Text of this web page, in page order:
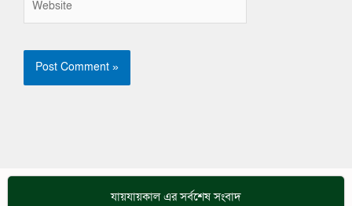
যায়যায়কাল এর সর্বশেষ সংবাদ